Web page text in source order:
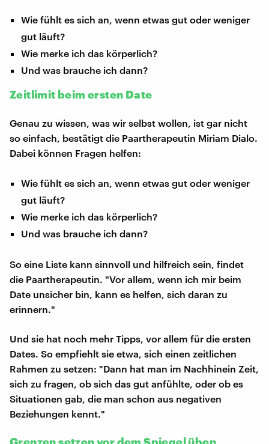
Wie fühlt es sich an, wenn etwas gut oder weniger
gut läuft?
Wie merke ich das körperlich?
Und was brauche ich dann?
Zeitlimit beim ersten Date
Genau zu wissen, was wir selbst wollen, ist gar nicht
so einfach, bestätigt die Paartherapeutin Miriam Dialo.
Dabei können Fragen helfen:
Wie fühlt es sich an, wenn etwas gut oder weniger
gut läuft?
Wie merke ich das körperlich?
Und was brauche ich dann?
So eine Liste kann sinnvoll und hilfreich sein, findet
die Paartherapeutin. "Vor allem, wenn ich mir beim
Date unsicher bin, kann es helfen, sich daran zu
erinnern."
Und sie hat noch mehr Tipps, vor allem für die ersten
Dates. So empfiehlt sie etwa, sich einen zeitlichen
Rahmen zu setzen: "Dann hat man im Nachhinein Zeit,
sich zu fragen, ob sich das gut anfühlte, oder ob es
Situationen gab, die man schon aus negativen
Beziehungen kennt."